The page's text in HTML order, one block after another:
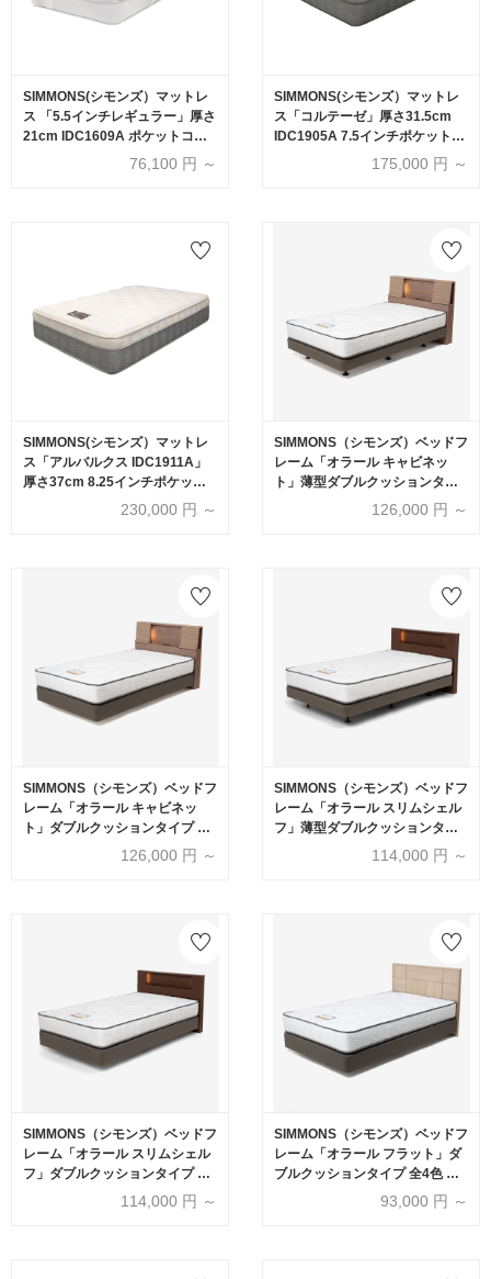
SIMMONS(シモンズ）マットレ
ス 「5.5インチレギュラー」厚さ
21cm IDC1609A ポケットコイ
76,100 円 ～
SIMMONS(シモンズ）マットレ
ス「コルテーゼ」厚さ31.5cm
IDC1905A 7.5インチポケットコ
175,000 円 ～
SIMMONS(シモンズ）マットレ
ス「アルバルクス IDC1911A」
厚さ37cm 8.25インチポケット
コイル 全6サイズ230,000 円 ～
SIMMONS（シモンズ）ベッドフ
レーム「オラール キャビネッ
ト」薄型ダブルクッションタイ
プ 全4色 全6サイズ【受注生産
126,000 円 ～
SIMMONS（シモンズ）ベッドフ
レーム「オラール キャビネッ
ト」ダブルクッションタイプ 全
126,000 円 ～
SIMMONS（シモンズ）ベッドフ
レーム「オラール スリムシェル
フ」薄型ダブルクッションタイ
プ 全4色 全6サイズ【受注生産
114,000 円 ～
SIMMONS（シモンズ）ベッドフ
レーム「オラール スリムシェル
フ」ダブルクッションタイプ 全
114,000 円 ～
SIMMONS（シモンズ）ベッドフ
レーム「オラール フラット」ダ
ブルクッションタイプ 全4色 全6
93,000 円 ～